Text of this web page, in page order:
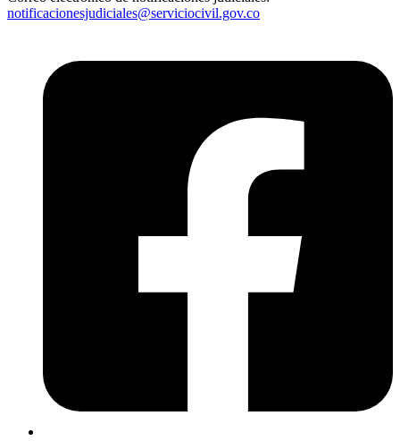
notificacionesjudiciales@serviciocivil.gov.co